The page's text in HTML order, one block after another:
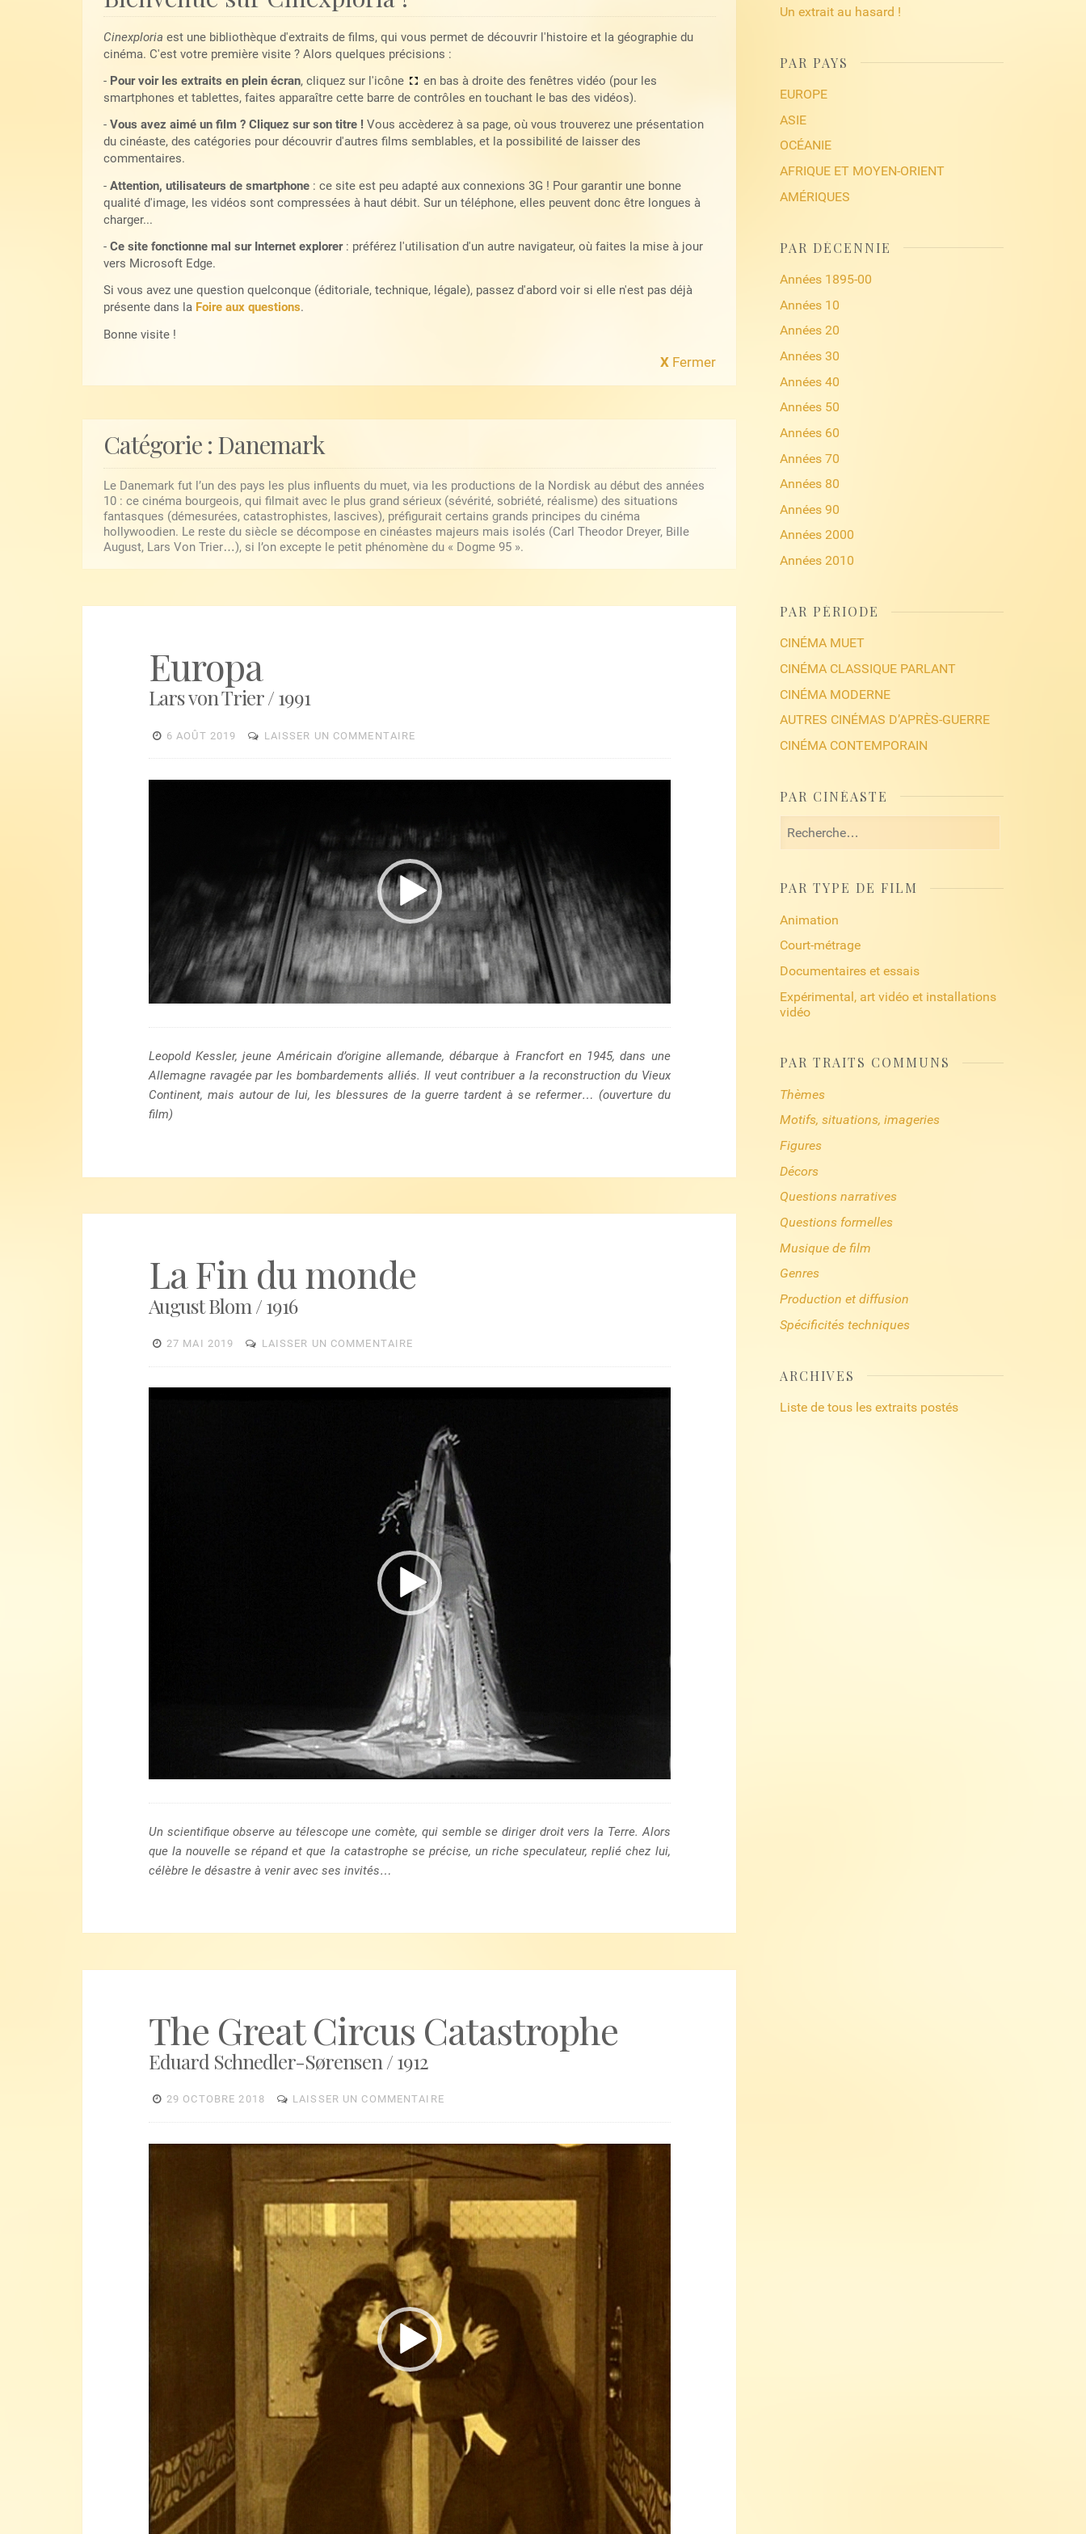
Cinexploria est une bibliothèque d'extraits de films, qui vous permet de découvrir l'histoire et la géographie du
cinéma. C'est votre première visite ? Alors quelques précisions :
- Pour voir les extraits en plein écran, cliquez sur l'icône
en bas à droite des fenêtres vidéo (pour les
smartphones et tablettes, faites apparaître cette barre de contrôles en touchant le bas des vidéos).
- Vous avez aimé un film ? Cliquez sur son titre !Vous accèderez à sa page, où vous trouverez une présentation
du cinéaste, des catégories pour découvrir d'autres films semblables, et la possibilité de laisser des
commentaires.
- Attention, utilisateurs de smartphone : ce site est peu adapté aux connexions 3G ! Pour garantir une bonne
qualité d'image, les vidéos sont compressées à haut débit. Sur un téléphone, elles peuvent donc être longues à
charger...
- Ce site fonctionne mal sur Internet explorer: préférez l'utilisation d'un autre navigateur, où faites la mise à jour
vers Microsoft Edge.
Si vous avez une question quelconque (éditoriale, technique, légale), passez d'abord voir si elle n'est pas déjà
présente dans la Foire aux questions.
Bonne visite !
XFermer
Catégorie : Danemark
Le Danemark fut l’un des pays les plus influents du muet, via les productions de la Nordisk au début des années
10 : ce cinéma bourgeois, qui filmait avec le plus grand sérieux (sévérité, sobriété, réalisme) des situations
fantasques (démesurées, catastrophistes, lascives), préfigurait certains grands principes du cinéma
hollywoodien. Le reste du siècle se décompose en cinéastes majeurs mais isolés (Carl Theodor Dreyer, Bille
August, Lars Von Trier…), si l’on excepte le petit phénomène du « Dogme 95 ».
Europa
Lars von Trier / 1991
6 AOÛT 2019 LAISSER UN COMMENTAIRE
Leopold Kessler, jeune Américain d’origine allemande, débarque à Francfort en 1945, dans une
Allemagne ravagée par les bombardements alliés. Il veut contribuer a la reconstruction du Vieux
Continent, mais autour de lui, les blessures de la guerre tardent à se refermer… (ouverture du
film)
La Fin du monde
August Blom / 1916
27 MAI 2019 LAISSER UN COMMENTAIRE
Un scientifique observe au télescope une comète, qui semble se diriger droit vers la Terre. Alors
que la nouvelle se répand et que la catastrophe se précise, un riche speculateur, replié chez lui,
célèbre le désastre à venir avec ses invités…
The Great Circus Catastrophe
Eduard Schnedler-Sørensen / 1912
29 OCTOBRE 2018 LAISSER UN COMMENTAIRE
Un extrait au hasard !
PAR PAYS
EUROPE
ASIE
OCÉANIE
AFRIQUE ET MOYEN-ORIENT
AMÉRIQUES
PAR DÉCENNIE
Années 1895-00
Années 10
Années 20
Années 30
Années 40
Années 50
Années 60
Années 70
Années 80
Années 90
Années 2000
Années 2010
PAR PÉRIODE
CINÉMA MUET
CINÉMA CLASSIQUE PARLANT
CINÉMA MODERNE
AUTRES CINÉMAS D’APRÈS-GUERRE
CINÉMA CONTEMPORAIN
PAR CINÉASTE
PAR TYPE DE FILM
Animation
Court-métrage
Documentaires et essais
Expérimental, art vidéo et installations
vidéo
PAR TRAITS COMMUNS
Thèmes
Motifs, situations, imageries
Figures
Décors
Questions narratives
Questions formelles
Musique de film
Genres
Production et diffusion
Spécificités techniques
ARCHIVES
Liste de tous les extraits postés